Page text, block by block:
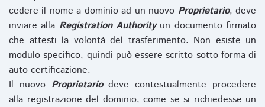
cedere il nome a dominio ad un nuovo Proprietario, deve
inviare alla Registration Authorityun documento firmato
che attesti la volontà del trasferimento. Non esiste un
modulo specifico, quindi può essere scritto sotto forma di
auto-certificazione.
Il nuovo Proprietariodeve contestualmente procedere
alla registrazione del dominio, come se si richiedesse un